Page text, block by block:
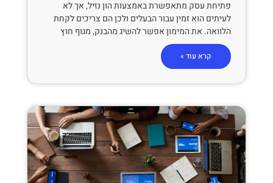
פתיחת עסק מתאפשרת באמצעות הון נזיל, אך לא
לעיתים הוא זמין עבור הבעלים ולכן הם צריכים לקחת
הלוואה. את המימון אפשר להשיג מהבנק, מגוף חוץ
קרא עוד »